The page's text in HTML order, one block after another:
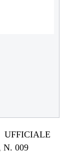
N. 009